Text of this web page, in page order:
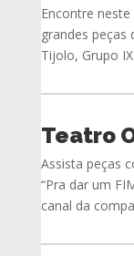
Encontre
grandes peças
Tijolo, Grupo
Teatro
Assista peças
“Pra dar um
canal da